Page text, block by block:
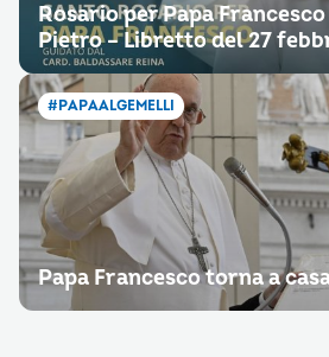
Rosario per Papa Francesco
Pietro – Libretto del 27
#PAPAALGEMELLI
Papa Francesco torna a